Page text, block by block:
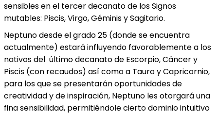
sensibles en el tercer decanato de los Signos
mutables: Piscis, Virgo, Géminis y Sagitario.
Neptuno desde el grado 25 (donde se encuentra
actualmente) estará influyendo favorablemente a los
nativos del último decanato de Escorpio, Cáncer y
Piscis (con recaudos) así como a Tauro y Capricornio,
para los que se presentarán oportunidades de
creatividad y de inspiración, Neptuno les otorgará una
fina sensibilidad, permitiéndole cierto dominio intuitivo